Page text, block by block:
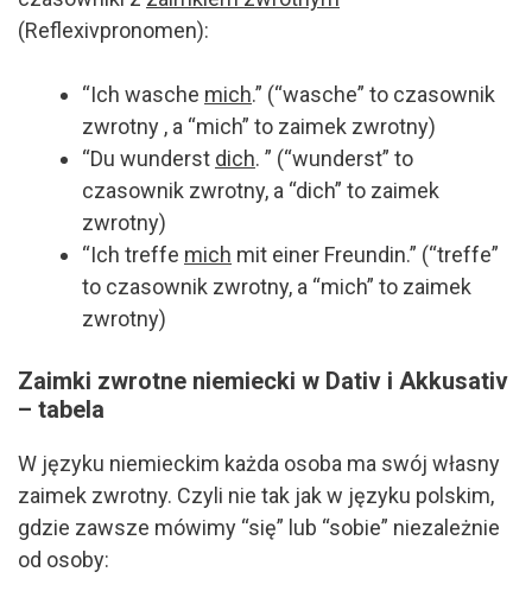
(Reflexivpronomen):
“Ich wasche mich.” (“wasche” to czasownik
zwrotny , a “mich” to zaimek zwrotny)
“Du wunderst dich. ” (“wunderst” to
czasownik zwrotny, a “dich” to zaimek
zwrotny)
“Ich treffe mich mit einer Freundin.” (“treffe”
to czasownik zwrotny, a “mich” to zaimek
zwrotny)
Zaimki zwrotne niemiecki w Dativ i Akkusativ
– tabela
W języku niemieckim każda osoba ma swój własny
zaimek zwrotny. Czyli nie tak jak w języku polskim,
gdzie zawsze mówimy “się” lub “sobie” niezależnie
od osoby: